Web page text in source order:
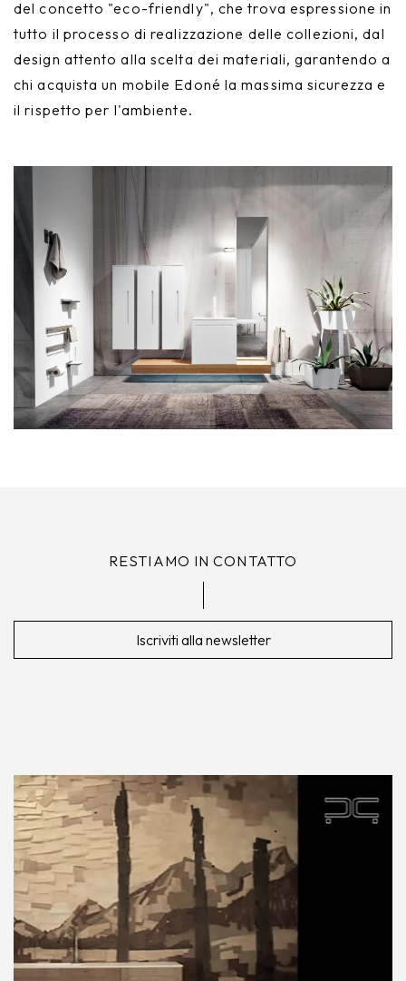
del concetto "eco-friendly", che trova espressione in
tutto il processo di realizzazione delle collezioni, dal
design attento alla scelta dei materiali, garantendo a
chi acquista un mobile Edoné la massima sicurezza e
il rispetto per l'ambiente.
RESTIAMO IN CONTATTO
Iscriviti alla newsletter